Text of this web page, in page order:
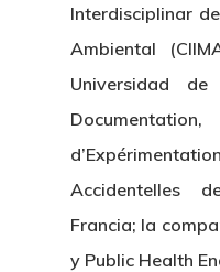
Interdisciplinar
Ambiental
Universidad
Accidentelles
Francia; la
y Public Health